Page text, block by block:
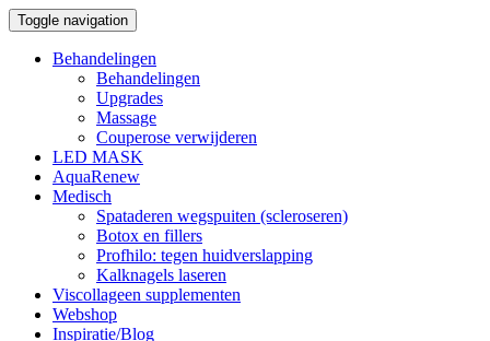
Toggle navigation
Behandelingen
Behandelingen
Upgrades
Massage
Couperose verwijderen
LED MASK
AquaRenew
Medisch
Spataderen wegspuiten (scleroseren)
Botox en fillers
Profhilo: tegen huidverslapping
Kalknagels laseren
Viscollageen supplementen
Webshop
Inspiratie/Blog